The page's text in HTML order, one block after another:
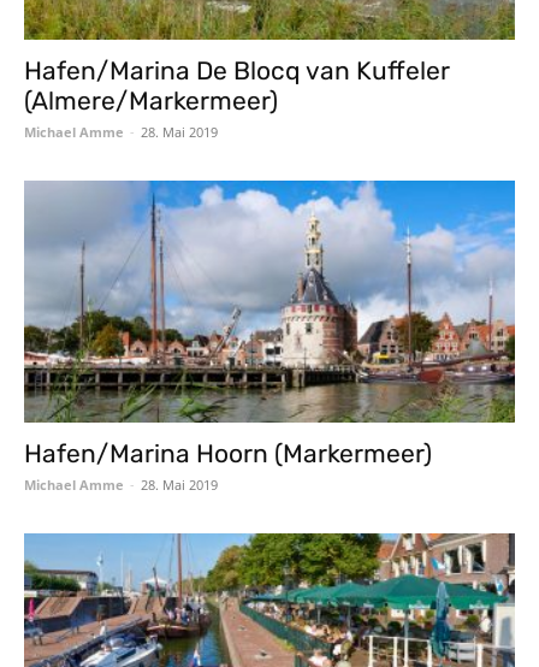
Hafen/Marina De Blocq van Kuffeler
(Almere/Markermeer)
Michael Amme - 28. Mai 2019
Hafen/Marina Hoorn (Markermeer)
Michael Amme - 28. Mai 2019